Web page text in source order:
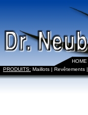
HOME
PRODUITS: Maillots | Revêtements |